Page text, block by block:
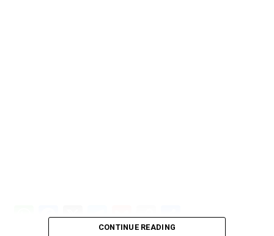
W F X T G C C
CONTINUE READING